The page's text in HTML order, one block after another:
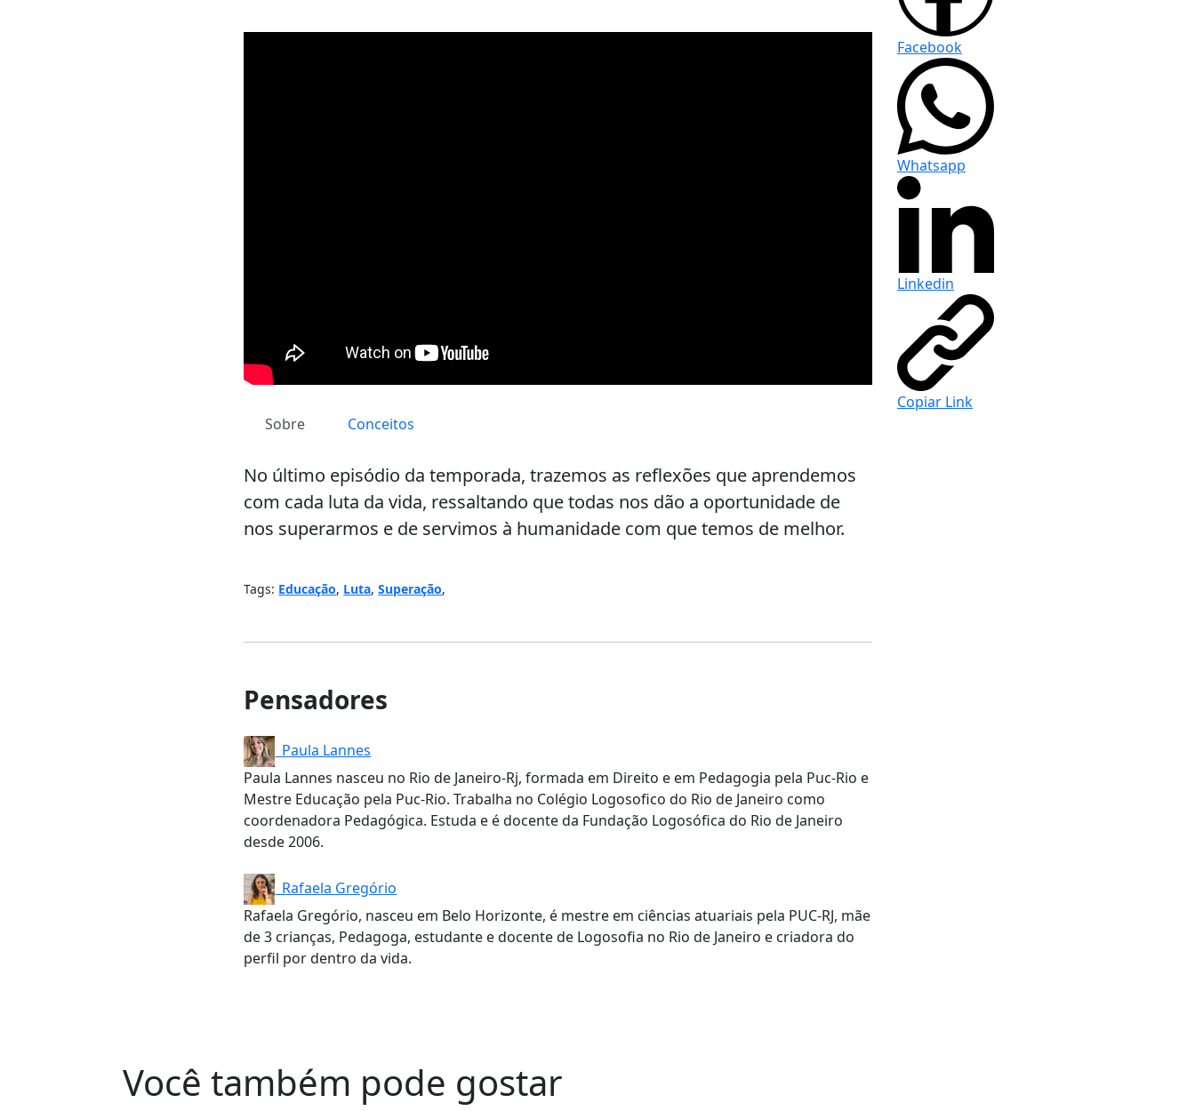
Facebook
Whatsapp
Linkedin
Copiar Link
Sobre
Conceitos
No último episódio da temporada, trazemos as reflexões que aprendemos
com cada luta da vida, ressaltando que todas nos dão a oportunidade de
nos superarmos e de servimos à humanidade com que temos de melhor.
Tags: Educação, Luta,Superação,
Pensadores
Paula Lannes
Paula Lannes nasceu no Rio de Janeiro-Rj, formada em Direito e em Pedagogia pela Puc-Rio e
Mestre Educação pela Puc-Rio. Trabalha no Colégio Logosofico do Rio de Janeiro como
coordenadora Pedagógica. Estuda e é docente da Fundação Logosófica do Rio de Janeiro
desde 2006.
Rafaela Gregório
Rafaela Gregório, nasceu em Belo Horizonte, é mestre em ciências atuariais pela PUC-RJ, mãe
de 3 crianças, Pedagoga, estudante e docente de Logosofia no Rio de Janeiro e criadora do
perfil por dentro da vida.
Você também pode gostar